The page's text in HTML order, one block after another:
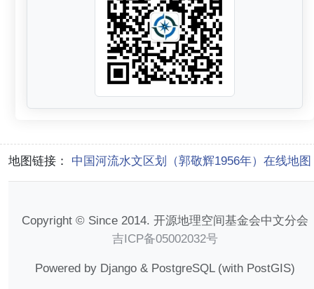
地图链接： 中国河流水文区划（郭敬辉1956年）在线地图
Copyright © Since 2014. 开源地理空间基金会中文分会
吉ICP备05002032号
Powered by Django & PostgreSQL (with PostGIS)